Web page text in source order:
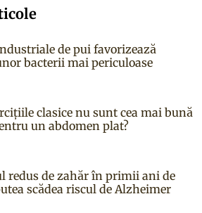
de pui favorizează
bacterii mai periculoase
clasice nu sunt cea mai bună
un abdomen plat?
redus de zahăr în primii ani de
scădea riscul de Alzheimer